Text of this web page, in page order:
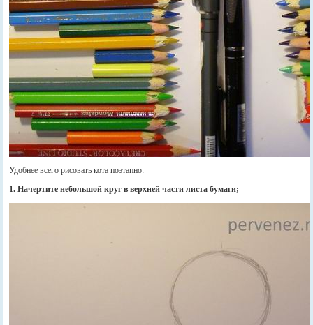
Удобнее всего рисовать кота поэтапно:
1. Начертите небольшой круг в верхней части листа бумаги;